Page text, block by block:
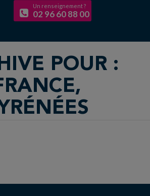
Un renseignement ?
02 96 60 88 00
POUR :